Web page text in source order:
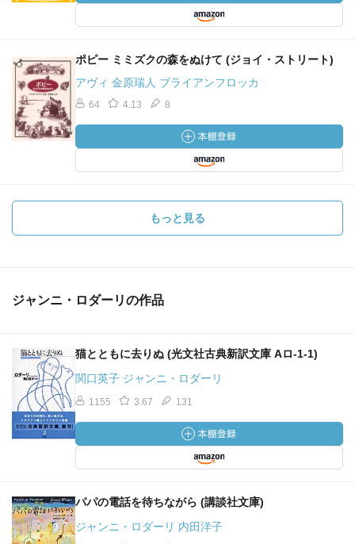
ポピー ミミズクの森をぬけて (ジョイ・ストリート)
アヴィ 金原瑞人 ブライアンフロッカ
64 4.13 8
もっと見る
ジャンニ・ロダーリの作品
猫とともに去りぬ (光文社古典新訳文庫 Aロ-1-1)
関口英子 ジャンニ・ロダーリ
1155 3.67 131
パパの電話を待ちながら (講談社文庫)
ジャンニ・ロダーリ 内田洋子